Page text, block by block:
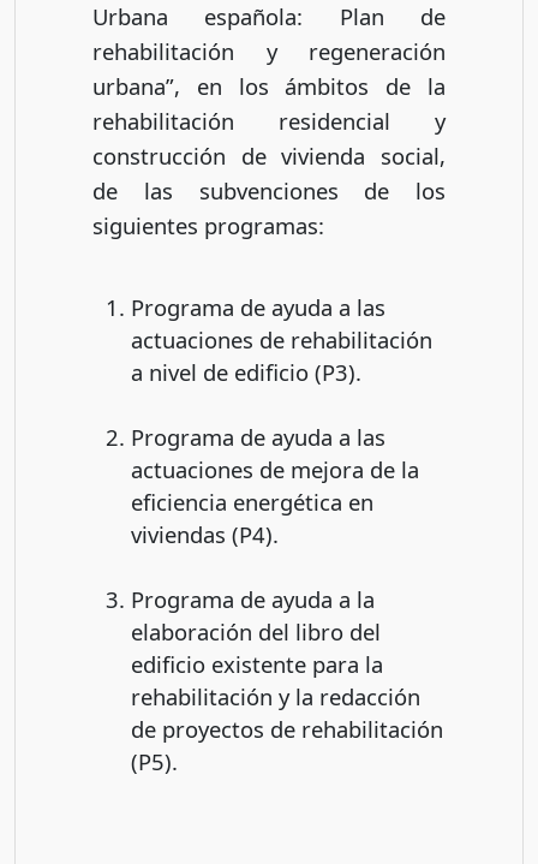
Urbana española: Plan de
rehabilitación y regeneración
urbana”, en los ámbitos de la
rehabilitación residencial y
construcción de vivienda social,
de las subvenciones de los
siguientes programas:
Programa de ayuda a las
actuaciones de rehabilitación
a nivel de edificio (P3).
Programa de ayuda a las
actuaciones de mejora de la
eficiencia energética en
viviendas (P4).
Programa de ayuda a la
elaboración del libro del
edificio existente para la
rehabilitación y la redacción
de proyectos de rehabilitación
(P5).